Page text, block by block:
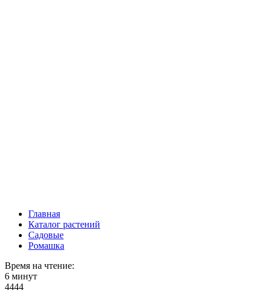
Главная
Каталог растений
Садовые
Ромашка
Время на чтение:
6 минут
4444